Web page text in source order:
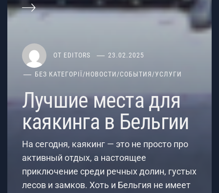
ОТ EDITORS 23.02.2025
БЕЗ КАТЕГОРІЇ/НОВОСТИ/СОБЫТИЯ/УСЛУГИ
Лучшие места для
каякинга в Бельгии
На сегодня, каякинг — это не просто про
активный отдых, а настоящее
приключение среди речных долин, густых
лесов и замков. Хоть и Бельгия не имеет